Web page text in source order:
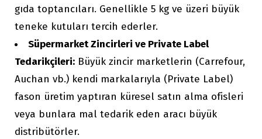
gıda toptancıları. Genellikle 5 kg ve üzeri büyük
teneke kutuları tercih ederler.
Süpermarket Zincirleri ve Private Label
Tedarikçileri: Büyük zincir marketlerin (Carrefour,
Auchan vb.) kendi markalarıyla (Private Label)
fason üretim yaptıran küresel satın alma ofisleri
veya bunlara mal tedarik eden aracı büyük
distribütörler.